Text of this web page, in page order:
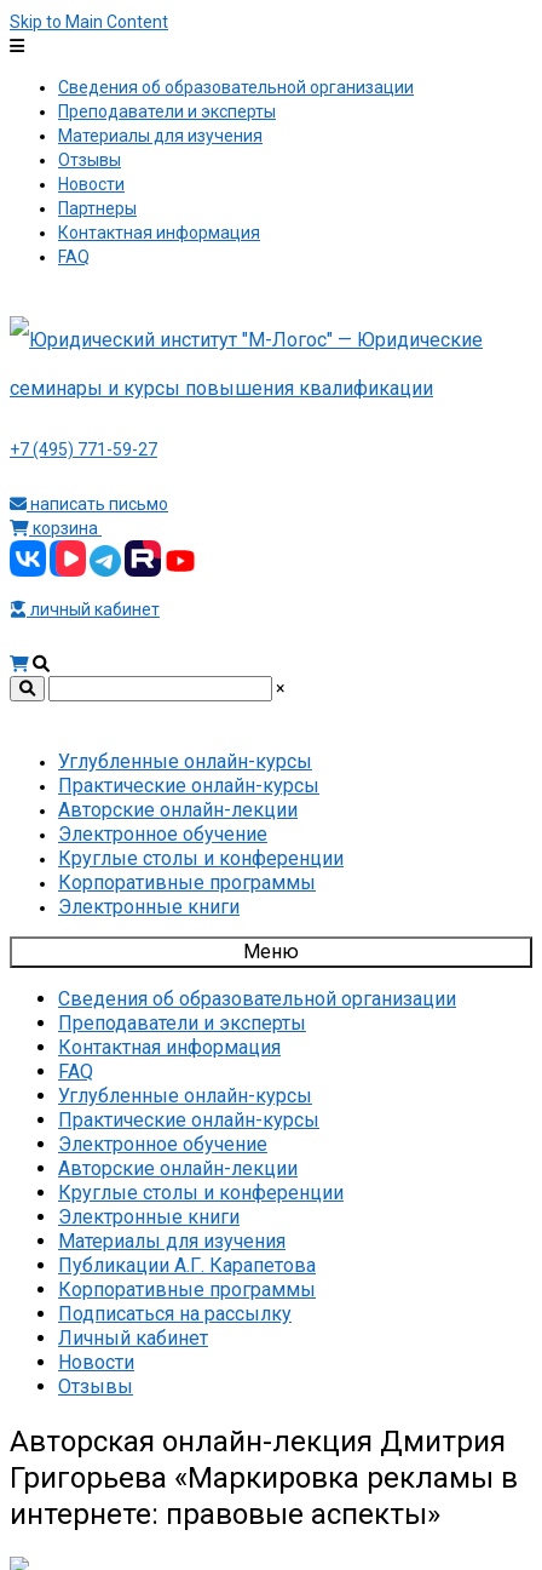
Skip to Main Content
Сведения об образовательной организации
Преподаватели и эксперты
Материалы для изучения
Отзывы
Новости
Партнеры
Контактная информация
FAQ
+7 (495) 771-59-27
написать письмо
корзина
личный кабинет
×
Углубленные онлайн-курсы
Практические онлайн-курсы
Авторские онлайн-лекции
Электронное обучение
Круглые столы и конференции
Корпоративные программы
Электронные книги
Меню
Сведения об образовательной организации
Преподаватели и эксперты
Контактная информация
FAQ
Углубленные онлайн-курсы
Практические онлайн-курсы
Электронное обучение
Авторские онлайн-лекции
Круглые столы и конференции
Электронные книги
Материалы для изучения
Публикации А.Г. Карапетова
Корпоративные программы
Подписаться на рассылку
Личный кабинет
Новости
Отзывы
Авторская онлайн-лекция Дмитрия
Григорьева «Маркировка рекламы в
интернете: правовые аспекты»